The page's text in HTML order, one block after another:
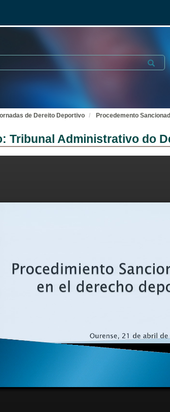
Submit
de Dereito Deportivo Procedemento
Tribunal Administrativo do